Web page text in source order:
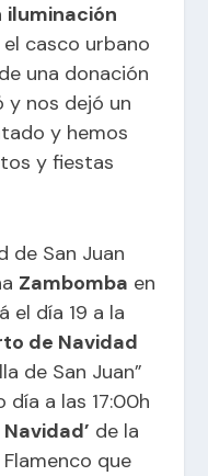
iluminación
casco urbano
una donación
y nos dejó un
y hemos
y fiestas
de San Juan
Zambomba en
el día 19 a la
de Navidad
de San Juan”
día a las 17:00h
de la
que